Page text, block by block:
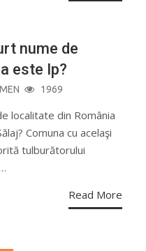
nume de
este Ip?
1969
localitate din România
Comuna cu acelaşi
tulburătorului
Read More